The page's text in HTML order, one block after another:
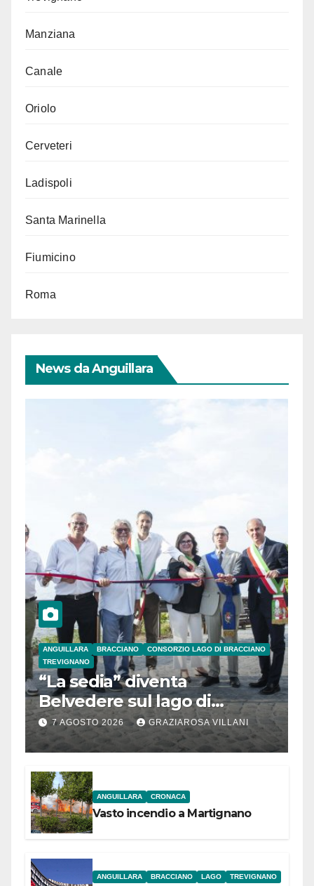
Manziana
Canale
Oriolo
Cerveteri
Ladispoli
Santa Marinella
Fiumicino
Roma
News da Anguillara
ANGUILLARA BRACCIANO
CONSORZIO LAGO DI BRACCIANO
TREVIGNANO
“La sedia” diventa
Belvedere sul lago di
Bracciano: ieri
l’inaugurazione
7 AGOSTO 2026 GRAZIAROSA VILLANI
ANGUILLARA CRONACA
Vasto incendio a Martignano
ANGUILLARA BRACCIANO LAGO TREVIGNANO